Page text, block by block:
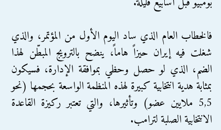
فالخطاب العام الذي ساد اليوم الأول من المؤتمر، والذي
شغلت فيه إيران حيزاً هاماً، ينضح بالترويج المبطّن لهذا
الضم، الذي لو حصل وحظي بموافقة الإدارة، فسيكون
بمثابة هدية انتخابية كبيرة لهذه المنظمة الواسعة بحجمها (نحو
5,5 ملايين عضو) وتأثيرها، والتي تعتبر ركيزة القاعدة
الانتخابية الصلبة لترامب.